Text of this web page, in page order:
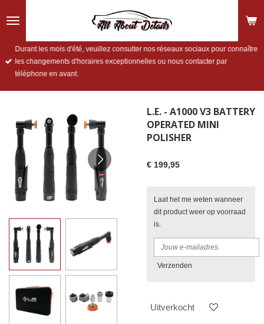
direct
hoofdinhoud
Durant les mois d'été, veuillez consulter nos réseaux sociaux pour connaître
les changements d'horaires exceptionnelles ou nous contacter par
téléphone en avant.
L.E. - A1000 V3 BATTERY
OPERATED MINI
POLISHER
€ 199,95
Laat het me weten wanneer
dit product weer op voorraad
is.
Verzenden
Uitverkocht